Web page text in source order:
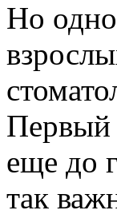
Но
Первый
еще до
так